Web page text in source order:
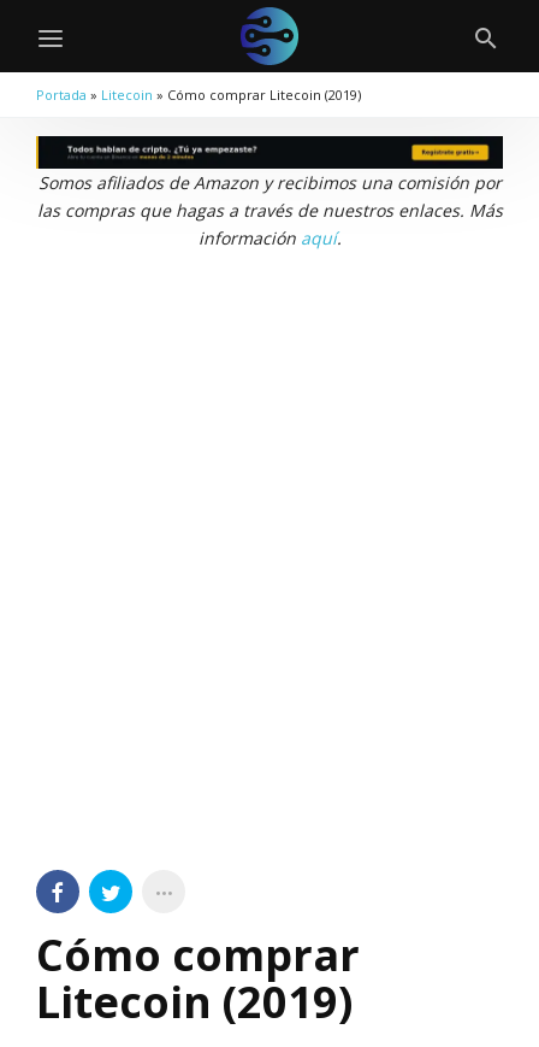
Portada » Litecoin » Cómo comprar Litecoin (2019)
Somos afiliados de Amazon y recibimos una comisión por
las compras que hagas a través de nuestros enlaces. Más
información aquí.
Cómo comprar
Litecoin (2019)